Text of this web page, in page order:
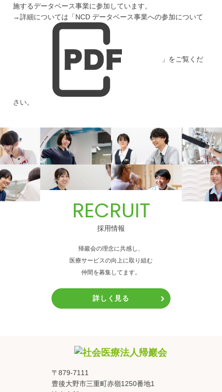
施するデータベース事業に参加しています。
→詳細については「NCD データベース事業への参加について
」をご覧くだ
さい。
RECRUIT
採用情報
帰巖会の理念に共感し、
医療サービスの向上に取り組む
仲間を募集してます。
詳しく見る
〒879-7111
豊後大野市三重町赤嶺1250番地1